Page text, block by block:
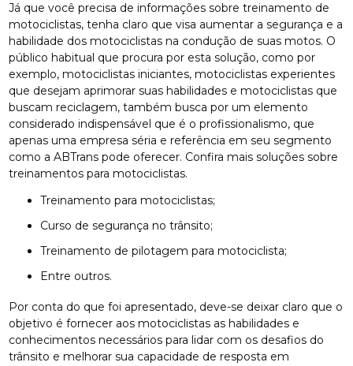
Já que você precisa de informações sobre treinamento de
motociclistas, tenha claro que visa aumentar a segurança e a
habilidade dos motociclistas na condução de suas motos. O
público habitual que procura por esta solução, como por
exemplo, motociclistas iniciantes, motociclistas experientes
que desejam aprimorar suas habilidades e motociclistas que
buscam reciclagem, também busca por um elemento
considerado indispensável que é o profissionalismo, que
apenas uma empresa séria e referência em seu segmento
como a ABTrans pode oferecer. Confira mais soluções sobre
treinamentos para motociclistas.
treinamento para motociclistas;
curso de segurança no trânsito;
treinamento de pilotagem para motociclista;
entre outros.
Por conta do que foi apresentado, deve-se deixar claro que o
objetivo é fornecer aos motociclistas as habilidades e
conhecimentos necessários para lidar com os desafios do
trânsito e melhorar sua capacidade de resposta em